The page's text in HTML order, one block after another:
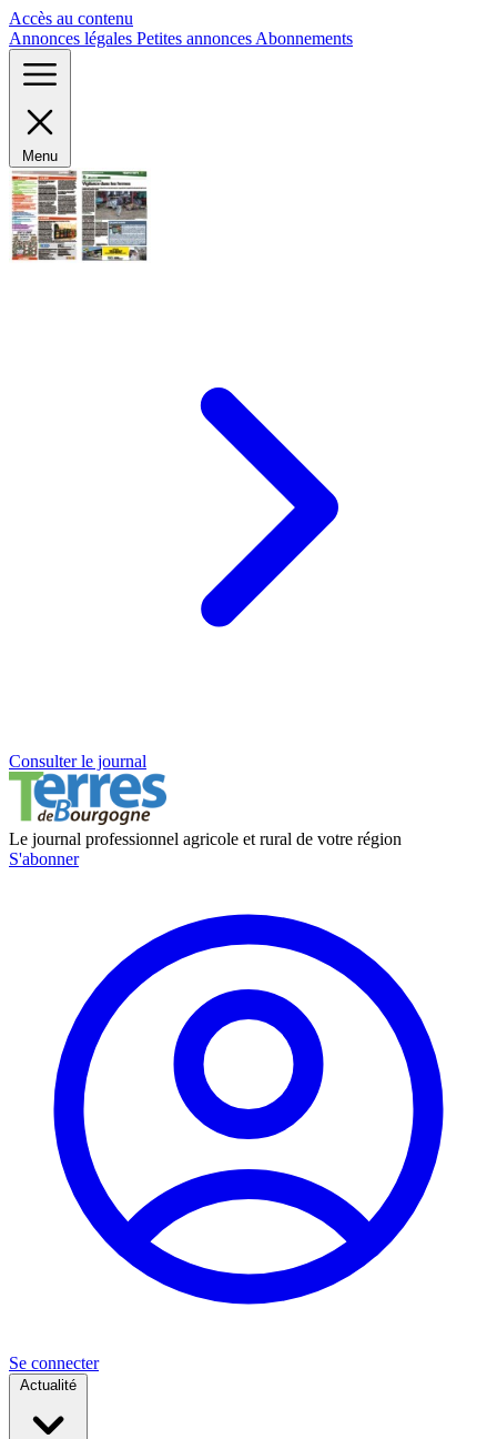
Accès au contenu
Annonces légales Petites annonces Abonnements
Menu
Consulter le journal
Le journal professionnel agricole et rural de votre région
S'abonner
Se connecter
Actualité
Panneau de gestion des cookies